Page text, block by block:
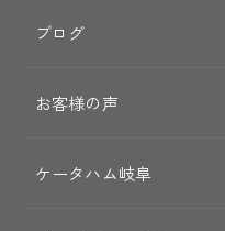
ブログ
お客様の声
ケータハム岐阜